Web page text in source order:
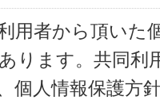
用者から頂いた
ります。共同利
個人情報保護方